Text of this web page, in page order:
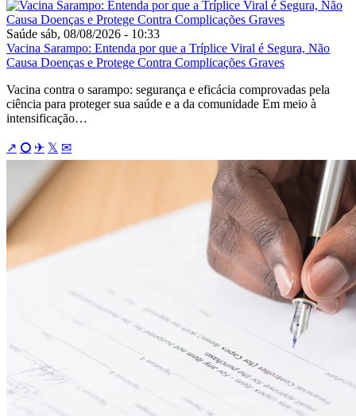
Saúde sáb, 08/08/2026 - 10:33
Vacina Sarampo: Entenda por que a Tríplice Viral é Segura, Não
Causa Doenças e Protege Contra Complicações Graves
Vacina contra o sarampo: segurança e eficácia comprovadas pela
ciência para proteger sua saúde e a da comunidade Em meio à
intensificação…
↗ ⭘ ✈ 𝕏 ✉